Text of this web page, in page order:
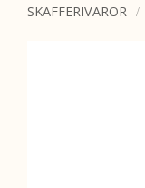
SKAFFERIVAROR